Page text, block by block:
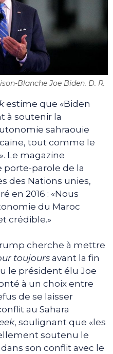
Blanche Joe Biden. D. R.
estime que «Biden
à soutenir la
sahraouie
tout comme le
Le magazine
porte-parole de la
des Nations unies,
en 2016 : «Nous
du Maroc
crédible.»
cherche à mettre
toujoursavant la fin
le président élu Joe
à un choix entre
de se laisser
au Sahara
, soulignant que «les
soutenu le
son conflit avec le